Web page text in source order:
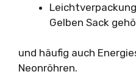
Gelben Sack
und häufig auch
Neonröhren.